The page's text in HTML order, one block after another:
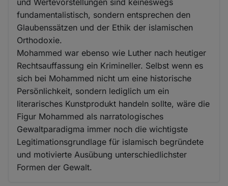
fundamentalistisch, sondern entsprechen den
Glaubenssätzen und der Ethik der islamischen
Orthodoxie.
Mohammed war ebenso wie Luther nach heutiger
Rechtsauffassung ein Krimineller. Selbst wenn es
sich bei Mohammed nicht um eine historische
Persönlichkeit, sondern lediglich um ein
literarisches Kunstprodukt handeln sollte, wäre die
Figur Mohammed als narratologisches
Gewaltparadigma immer noch die wichtigste
Legitimationsgrundlage für islamisch begründete
und motivierte Ausübung unterschiedlichster
Formen der Gewalt.